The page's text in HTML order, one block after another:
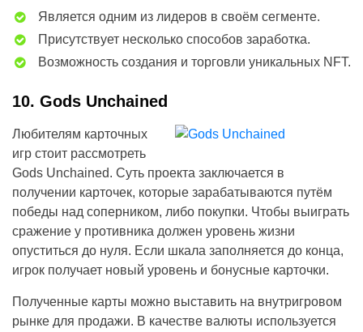
Является одним из лидеров в своём сегменте.
Присутствует несколько способов заработка.
Возможность создания и торговли уникальных NFT.
10. Gods Unchained
Любителям карточных
игр стоит рассмотреть
Gods Unchained. Суть проекта заключается в
получении карточек, которые зарабатываются путём
победы над соперником, либо покупки. Чтобы выиграть
сражение у противника должен уровень жизни
опуститься до нуля. Если шкала заполняется до конца,
игрок получает новый уровень и бонусные карточки.
Полученные карты можно выставить на внутригровом
рынке для продажи. В качестве валюты используется